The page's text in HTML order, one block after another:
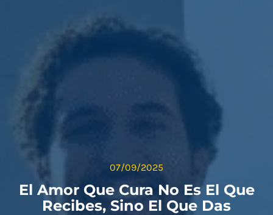
07/09/2025
El Amor Que Cura No Es El Que
Recibes, Sino El Que Das